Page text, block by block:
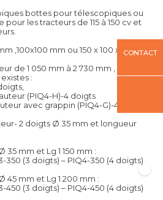
bottes pour télescopiques ou
pour les tracteurs de 115 à 150 cv et
,100x100 mm ou 150 x 100 x 6 mm
de 1 050 mm à 2 730 mm ,
:
(PIQ4-H)-4 doigts
avec grappin (PIQ4-G)-4 doigts
2 doigts Ø 35 mm et longueur
mm et Lg 1 150 mm :
350 (3 doigts) – PIQ4-350 (4 doigts)
45 mm et Lg 1 200 mm :
450 (3 doigts) – PIQ4-450 (4 doigts)
CONTACT